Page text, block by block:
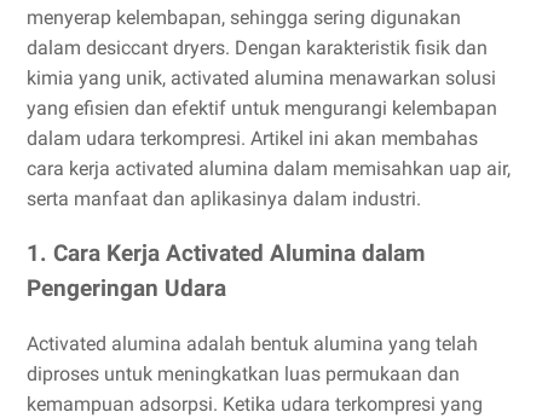
menyerap kelembapan, sehingga sering digunakan
dalam desiccant dryers. Dengan karakteristik fisik dan
kimia yang unik, activated alumina menawarkan solusi
yang efisien dan efektif untuk mengurangi kelembapan
dalam udara terkompresi. Artikel ini akan membahas
cara kerja activated alumina dalam memisahkan uap air,
serta manfaat dan aplikasinya dalam industri.
1. Cara Kerja Activated Alumina dalam
Pengeringan Udara
Activated alumina adalah bentuk alumina yang telah
diproses untuk meningkatkan luas permukaan dan
kemampuan adsorpsi. Ketika udara terkompresi yang